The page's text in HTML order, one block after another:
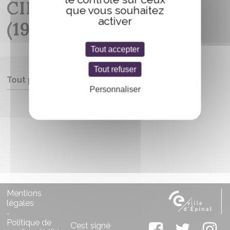
CINÉMA AMÉRICAIN
(1940-1950)
Tout public
Mentions
légales
-
Politique de
C’est signé
que vous souhaitez
activer
Tout accepter
Tout refuser
Personnaliser